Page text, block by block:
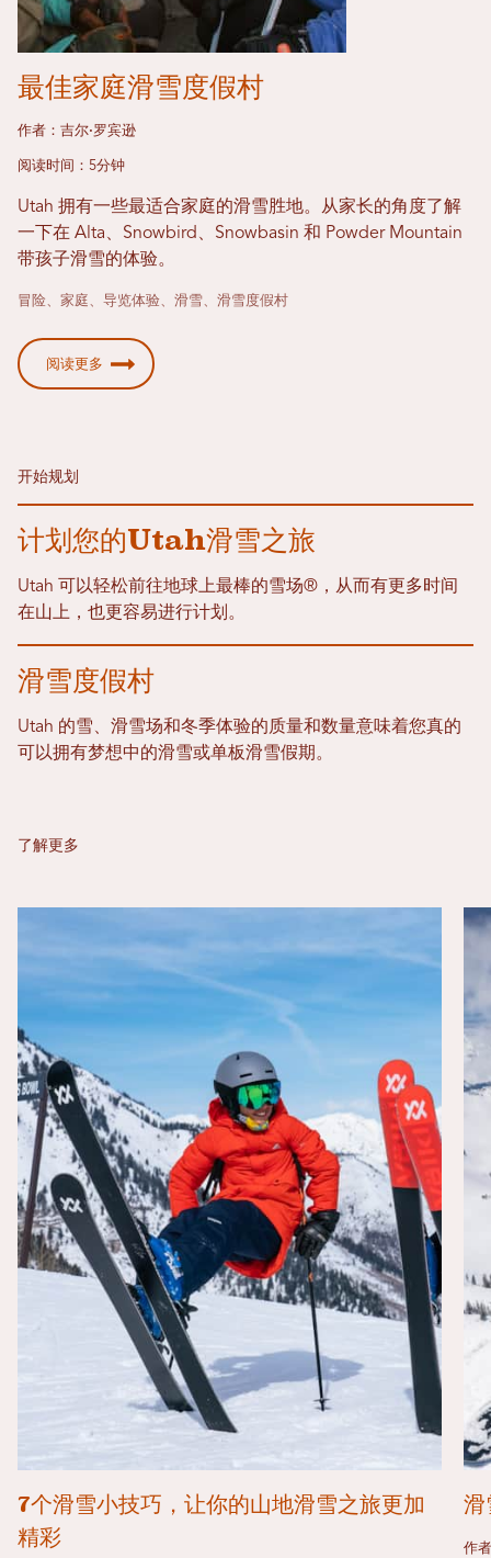
最佳家庭滑雪度假村
作者：吉尔·罗宾逊
阅读时间：5分钟
Utah 拥有一些最适合家庭的滑雪胜地。从家长的角度了解
一下在 Alta、Snowbird、Snowbasin 和 Powder Mountain
带孩子滑雪的体验。
冒险、家庭、导览体验、滑雪、滑雪度假村
阅读更多
开始规划
计划您的Utah滑雪之旅
Utah 可以轻松前往地球上最棒的雪场®，从而有更多时间
在山上，也更容易进行计划。
滑雪度假村
Utah 的雪、滑雪场和冬季体验的质量和数量意味着您真的
可以拥有梦想中的滑雪或单板滑雪假期。
了解更多
7个滑雪小技巧，让你的山地滑雪之旅更加
精彩
滑
作